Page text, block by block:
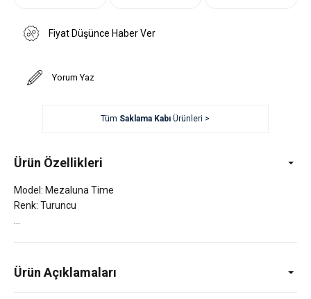
Fiyat Düşünce Haber Ver
Yorum Yaz
Tüm Saklama Kabı Ürünleri >
Ürün Özellikleri
Model: Mezaluna Time
Renk: Turuncu
Ürün Açıklamaları